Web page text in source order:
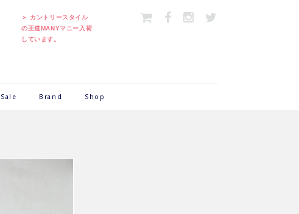
＞ カントリースタイル
の王道MANYマニー入荷
しています。
Sale Brand Shop